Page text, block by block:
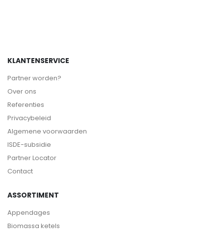
KLANTENSERVICE
Partner worden?
Over ons
Referenties
Privacybeleid
Algemene voorwaarden
ISDE-subsidie
Partner Locator
Contact
ASSORTIMENT
Appendages
Biomassa ketels